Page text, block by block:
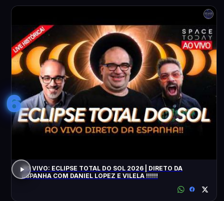
6
AO VIVO: ECLIPSE TOTAL DO SOL 2026 | DIRETO DA
ESPANHA COM DANIEL LOPEZ E VILELA !!!!!!